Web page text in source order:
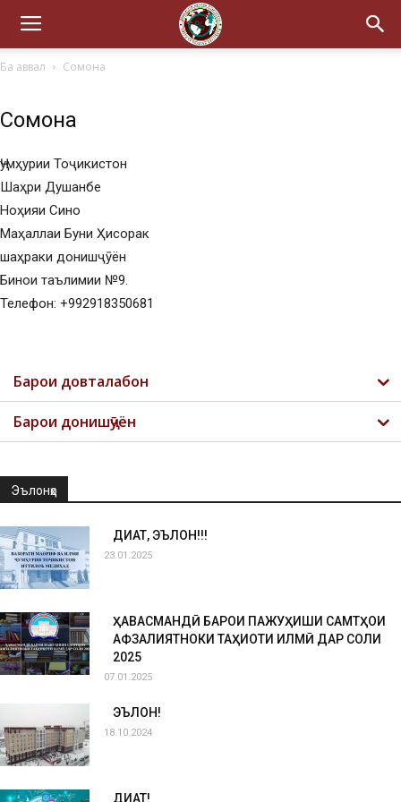
Ба аввал Сомона
Сомона
Ҷумҳурии Тоҷикистон
Шаҳри Душанбе
Ноҳияи Сино
Маҳаллаи Буни Ҳисорак
шаҳраки донишҷӯён
Бинои таълимии №9.
Телефон: +992918350681
Барои довталабон
Барои донишҷӯён
Эълонҳо
ДИҚҚАТ, ЭЪЛОН!!!
23.01.2025
ҲАВАСМАНДӢ БАРОИ ПАЖУҲИШИ САМТҲОИ
АФЗАЛИЯТНОКИ ТАҲҚИҚОТИ ИЛМӢ ДАР СОЛИ
2025
07.01.2025
ЭЪЛОН!
18.10.2024
ДИҚҚАТ!